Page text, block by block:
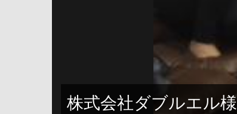
株式会社ダブルエル様